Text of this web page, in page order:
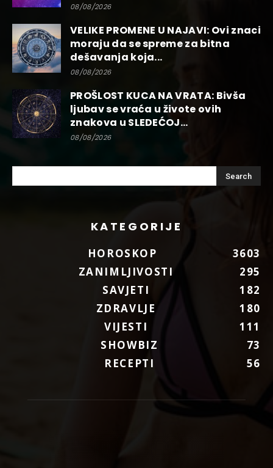
08/08/2026
VELIKE PROMENE U NAJAVI: Ovi znaci
moraju da se spreme za bitna
dešavanja koja...
08/08/2026
PROŠLOST KUCA NA VRATA: Bivša
ljubav se vraća u živote ovih
znakova u SLEDEĆOJ...
08/08/2026
KATEGORIJE
HOROSKOP
3603
ZANIMLJIVOSTI
295
SAVJETI
182
ZDRAVLJE
180
VIJESTI
111
SHOWBIZ
73
RECEPTI
56